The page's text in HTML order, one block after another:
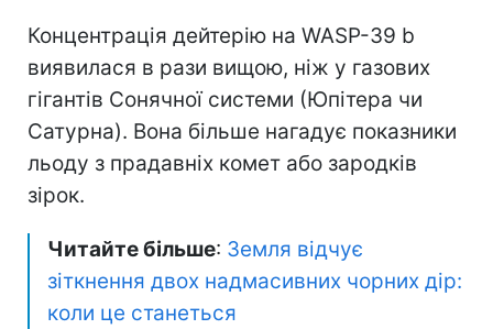
Концентрація дейтерію на WASP-39 b
виявилася в рази вищою, ніж у газових
гігантів Сонячної системи (Юпітера чи
Сатурна). Вона більше нагадує показники
льоду з прадавніх комет або зародків
зірок.
Читайте більше: Земля відчує
зіткнення двох надмасивних чорних дір:
коли це станеться